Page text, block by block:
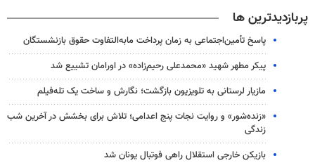
پربازدیدترین ها
پاسخ تأمین‌اجتماعی به زمان پرداخت مابه‌التفاوت حقوق بازنشستگان
پیکر مطهر شهید «محمدعلی رحیم‌زاده» در اورامان تشییع شد
مازیار لرستانی به تلویزیون بازگشت؛ نگارش و ساخت یک تله‌فیلم
«زنده‌شور» و روایت نجات پنج اعدامی؛ تلاش برای بخشش در آخرین شب
زندگی
بازیکن خارجی استقلال راهی فوتبال یونان شد